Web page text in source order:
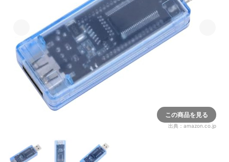
この商品を見る
出典： amazon.co.jp